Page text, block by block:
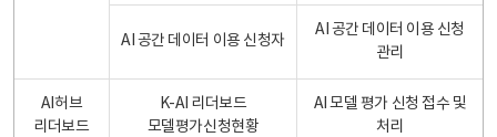
AI 공간 데이터 이용 신청자
AI 공간 데이터 이용 신청
관리
AI허브
리더보드
K-AI 리더보드
모델평가신청현황
AI 모델 평가 신청 접수 및
처리